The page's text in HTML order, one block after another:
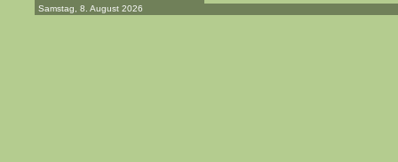
Samstag, 8. August 2026